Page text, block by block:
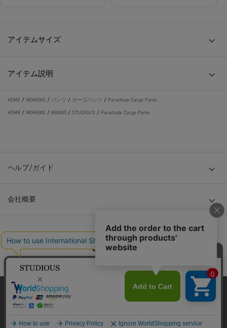
アイテムサイズ
アイテム説明
HOME / WOMENS / パンツ / カーゴパンツ / Parachute Cargo Pants
HOME / WOMENS / BRAND / STUDIOUS / Parachute Cargo Pants
ヘルプ/ガイド
会社概要
© TOKYO BASE CO., LTD
当サイトはクッキー(cookie)を使用します。クッキーはサイト内
の一部の機能および、サイトの使用状況の分析からマーケティ
ング活動に利用することを目的としています。
プライバシーポリシーはこちら